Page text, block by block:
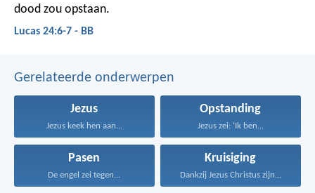
dood zou opstaan.
Lucas 24:6-7 - BB
Gerelateerde onderwerpen
Jezus
Jezus keek hen aan...
Opstanding
Jezus zei: ‘Ik ben...
Pasen
De engel zei tegen...
Kruisiging
Dankzij Jezus Christus zijn...